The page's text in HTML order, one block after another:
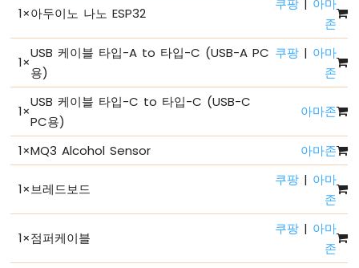
노
시
모
터
아
이
노
노
ESP32
1×아두이노 나노 ESP32
쿠팡 | 아마
존
1×
USB 케이블 타입-A to 타입-C (USB-A PC
용)
쿠팡 | 아마
존
1×
USB 케이블 타입-C to 타입-C (USB-C
PC용)
아마존
1×MQ3 Alcohol Sensor 아마존
1×브레드보드
쿠팡 | 아마
존
1×점퍼케이블
쿠팡 | 아마
존